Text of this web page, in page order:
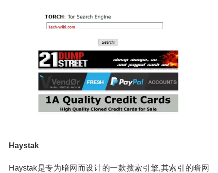
Haystak
Haystak是专为暗网而设计的一款搜索引擎,其索引的暗网